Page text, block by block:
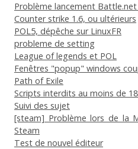
Problème lancement
Counter strike 1.6, ou ultérieurs
POL5, dépêche sur LinuxFR
probleme de setting
League of legends et POL
Fenêtres "popup" windows
Path of Exile
Scripts interdits au moins de
Suivi des sujet
[steam] Problème lors de la
Steam
Test de nouvel éditeur